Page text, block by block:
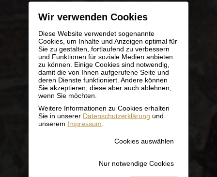
Wir verwenden Cookies
Diese Website verwendet sogenannte
Cookies, um Inhalte und Anzeigen optimal für
Sie zu gestalten, fortlaufend zu verbessern
und Funktionen für soziale Medien anbieten
zu können. Einige Cookies sind notwendig,
damit die von Ihnen aufgerufene Seite und
deren Dienste funktioniert. Andere können
Sie akzeptieren, diese aber auch ablehnen,
wenn Sie möchten.
Weitere Informationen zu Cookies erhalten
Sie in unserer Datenschutzerklärung und
unserem Impressum
Cookies auswählen
Nur notwendige Cookies